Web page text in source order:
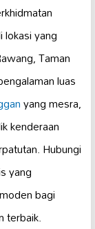
lokasi yang
Taman
luas
yang mesra,
kenderaan
Hubungi
yang
bagi
terbaik.